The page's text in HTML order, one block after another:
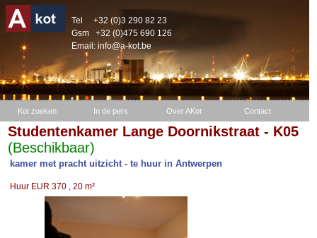
Tel +32 (0)3 290 82 23
Gsm
+32 (0)475 690 126
Email: info@a-kot.be
Kot zoeken In de pers Over AKot Contact
Studentenkamer Lange Doornikstraat - K05
(Beschikbaar)
kamer met pracht uitzicht - te huur in Antwerpen
Huur EUR 370 , 20 m²